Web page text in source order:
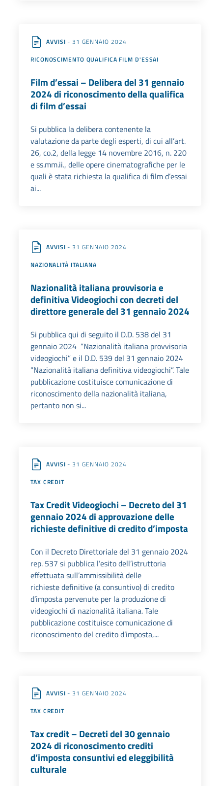
AVVISI - 31 GENNAIO 2024
RICONOSCIMENTO QUALIFICA FILM D'ESSAI
Film d’essai – Delibera del 31 gennaio
2024 di riconoscimento della qualifica
di film d’essai
Si pubblica la delibera contenente la
valutazione da parte degli esperti, di cui all’art.
26, co.2, della legge 14 novembre 2016, n. 220
e ss.mm.ii., delle opere cinematografiche per le
quali è stata richiesta la qualifica di film d’essai
ai...
AVVISI - 31 GENNAIO 2024
NAZIONALITÀ ITALIANA
Nazionalità italiana provvisoria e
definitiva Videogiochi con decreti del
direttore generale del 31 gennaio 2024
Si pubblica qui di seguito il D.D. 538 del 31
gennaio 2024 “Nazionalità italiana provvisoria
videogiochi” e il D.D. 539 del 31 gennaio 2024
“Nazionalità italiana definitiva videogiochi”. Tale
pubblicazione costituisce comunicazione di
riconoscimento della nazionalità italiana,
pertanto non si...
AVVISI - 31 GENNAIO 2024
TAX CREDIT
Tax Credit Videogiochi – Decreto del 31
gennaio 2024 di approvazione delle
richieste definitive di credito d’imposta
Con il Decreto Direttoriale del 31 gennaio 2024
rep. 537 si pubblica l’esito dell’istruttoria
effettuata sull’ammissibilità delle
richieste definitive (a consuntivo) di credito
d’imposta pervenute per la produzione di
videogiochi di nazionalità italiana. Tale
pubblicazione costituisce comunicazione di
riconoscimento del credito d’imposta,...
AVVISI - 31 GENNAIO 2024
TAX CREDIT
Tax credit – Decreti del 30 gennaio
2024 di riconoscimento crediti
d’imposta consuntivi ed eleggibilità
culturale